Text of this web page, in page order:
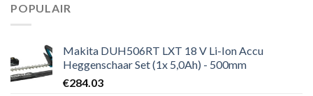
POPULAIR
Makita DUH506RT LXT 18 V Li-Ion Accu
Heggenschaar Set (1x 5,0Ah) - 500mm
€284.03